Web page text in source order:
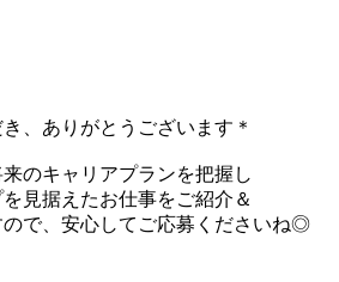
、ありがとうございます＊
のキャリアプランを把握し
見据えたお仕事をご紹介＆
で、安心してご応募くださいね◎